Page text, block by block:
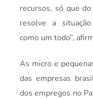
recursos, só que
resolve a
como um todo”,
As micro e
das empresas
dos empregos no